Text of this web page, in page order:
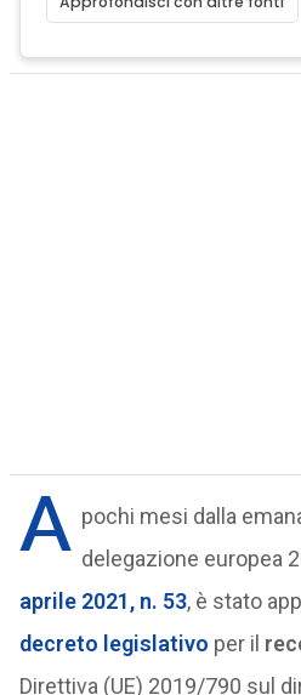
A pochi mesi dalla
delegazione europea
aprile 2021, n. 53, è stato
decreto legislativo per il
Direttiva (UE) 2019/790 sul